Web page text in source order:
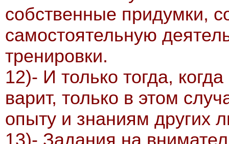
собственные придумки,
самостоятельную
тренировки.
12)- И только тогда,
варит, только в этом
опыту и знаниям других
13)- Задания на